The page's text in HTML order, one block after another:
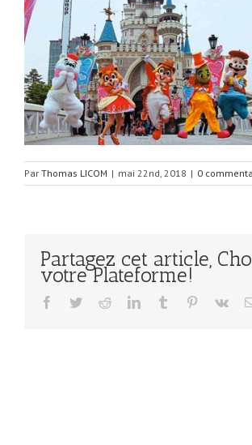
Par Thomas LICOM | mai 22nd, 2018 | 0
Partagez cet article,
votre Plateforme!
Facebook
TwitterRedditLinkedInTumblr Pinterest
Vk